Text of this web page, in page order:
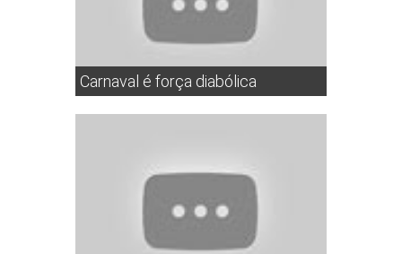
Carnaval é força diabólica